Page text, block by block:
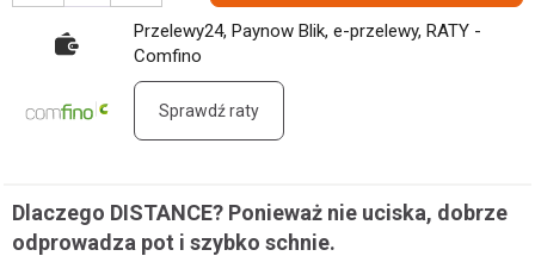
Przelewy24, Paynow Blik, e-przelewy, RATY -
Comfino
Sprawdź raty
Dlaczego DISTANCE? Ponieważ nie uciska, dobrze
odprowadza pot i szybko schnie.